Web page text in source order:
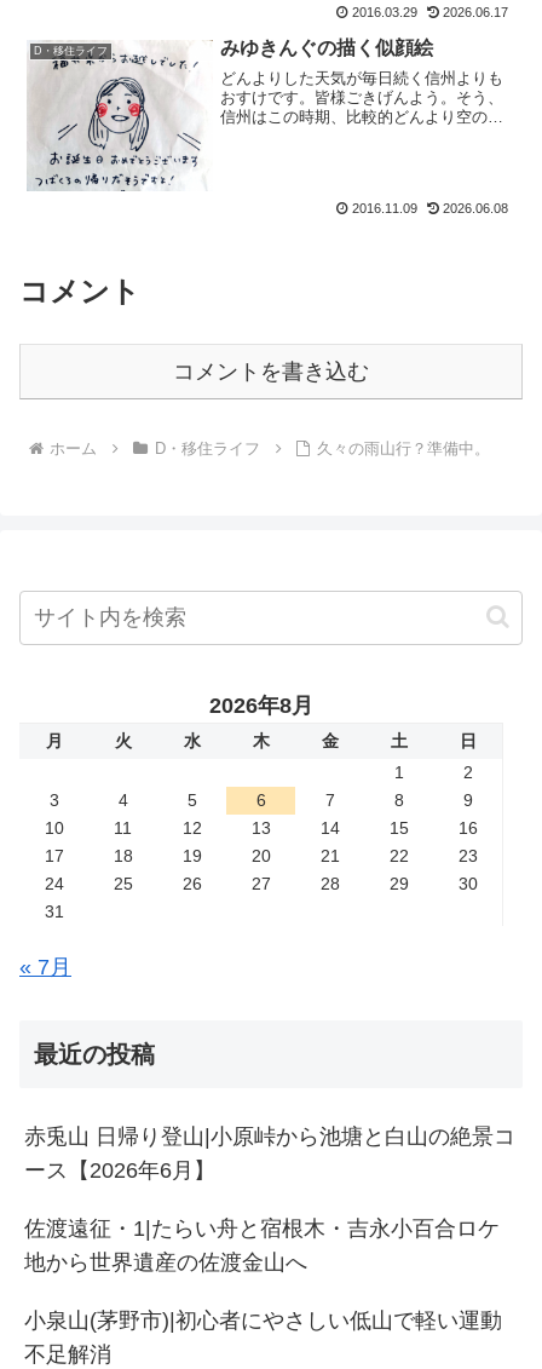
うとは。誰が思うか否思わない。びっく
知・避難小屋レベルの家...
2016.03.29 2026.06.17
D・移住ライフ みゆきんぐの描く似顔絵
どんよりした天気が毎日続く信州よりも
おすけです。皆様ごきげんよう。そう、
信州はこの時期、比較的どんより空の天
2016.11.09 2026.06.08
コメント
コメントを書き込む
ホーム D・移住ライフ 久々の雨山行？準備中。
2026年8月
月 火 水 木 金 土
日
1
2
3
4 5 6 7 8
9
10
11 12 13 14 15
16
17
18 19 20 21 22
23
24
25 26 27 28 29
30
31
« 7月
最近の投稿
赤兎山 日帰り登山|小原峠から池塘と白山の絶景コ
ース【2026年6月】
佐渡遠征・1|たらい舟と宿根木・吉永小百合ロケ
地から世界遺産の佐渡金山へ
小泉山(茅野市)|初心者にやさしい低山で軽い運動
不足解消